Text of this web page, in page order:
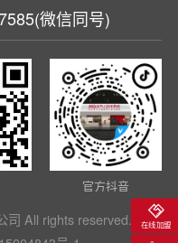
微信同号)
官方抖音
司 All rights reserved.
在线加盟